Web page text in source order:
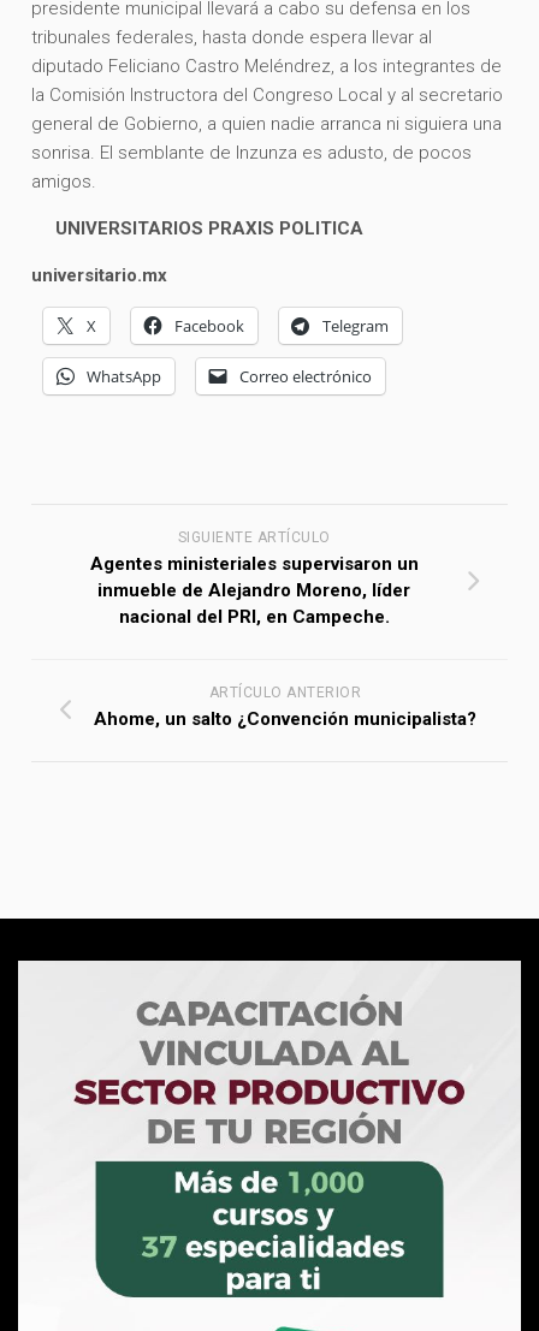
presidente municipal llevará a cabo su defensa en los
tribunales federales, hasta donde espera llevar al
diputado Feliciano Castro Meléndrez, a los integrantes de
la Comisión Instructora del Congreso Local y al secretario
general de Gobierno, a quien nadie arranca ni siguiera una
sonrisa. El semblante de Inzunza es adusto, de pocos
amigos.
UNIVERSITARIOS PRAXIS POLITICA
universitario.mx
X Facebook Telegram
WhatsApp Correo electrónico
SIGUIENTE ARTÍCULO
Agentes ministeriales supervisaron un
inmueble de Alejandro Moreno, líder
nacional del PRI, en Campeche.
ARTÍCULO ANTERIOR
Ahome, un salto ¿Convención municipalista?